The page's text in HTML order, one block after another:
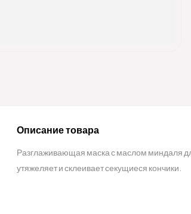
Описание товара
Разглаживающая маска с маслом миндаля
утяжеляет и склеивает секущиеся кончики.